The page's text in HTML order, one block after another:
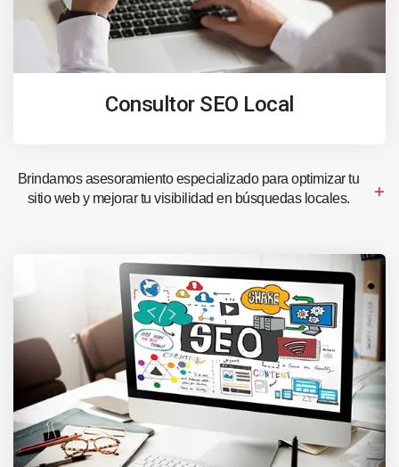
Consultor SEO Local
Brindamos asesoramiento especializado para optimizar tu
sitio web y mejorar tu visibilidad en búsquedas locales.